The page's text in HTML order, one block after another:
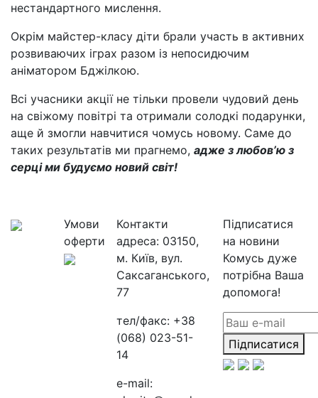
нестандартного мислення.
Окрім майстер-класу діти брали участь в активних
розвиваючих іграх разом із непосидючим
аніматором Бджілкою.
Всі учасники акції не тільки провели чудовий день
на свіжому повітрі та отримали солодкі подарунки,
аще й змогли навчитися чомусь новому. Саме до
таких результатів ми прагнемо, адже з любов’ю з
серці ми будуємо новий світ!
Умови
оферти
Контакти
адреса: 03150,
м. Київ, вул.
Саксаганського,
77
тел/факс: +38
(068) 023-51-
14
e-mail:
Підписатися
на новини
Комусь дуже
потрібна Ваша
допомога!
Підписатися